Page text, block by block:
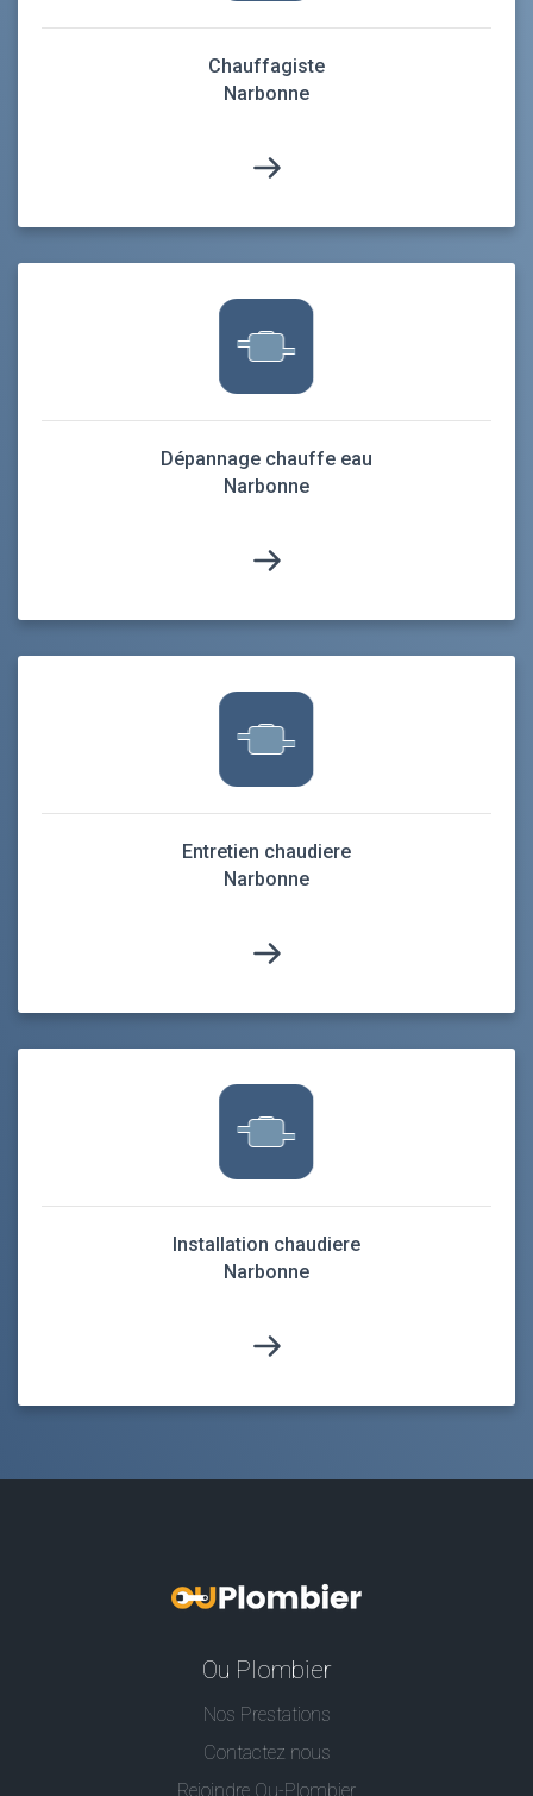
Chauffagiste
Narbonne
Dépannage chauffe eau
Narbonne
Entretien chaudiere
Narbonne
Installation chaudiere
Narbonne
Ou Plombier
Nos Prestations
Contactez nous
Rejoindre Ou-Plombier